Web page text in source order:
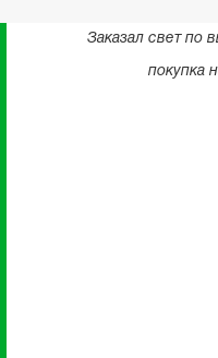
Заказал свет по
покупка